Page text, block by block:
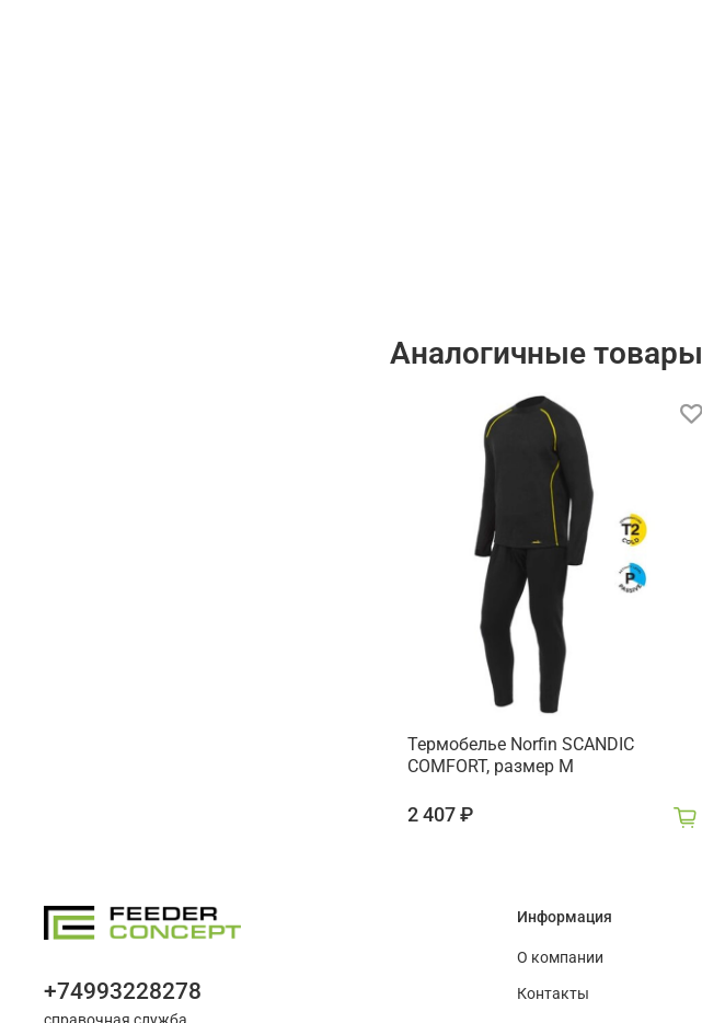
Аналогичные товары
Термобелье Norfin SCANDIC
COMFORT, размер M
2 407 ₽
Информация
О компании
Контакты
+74993228278